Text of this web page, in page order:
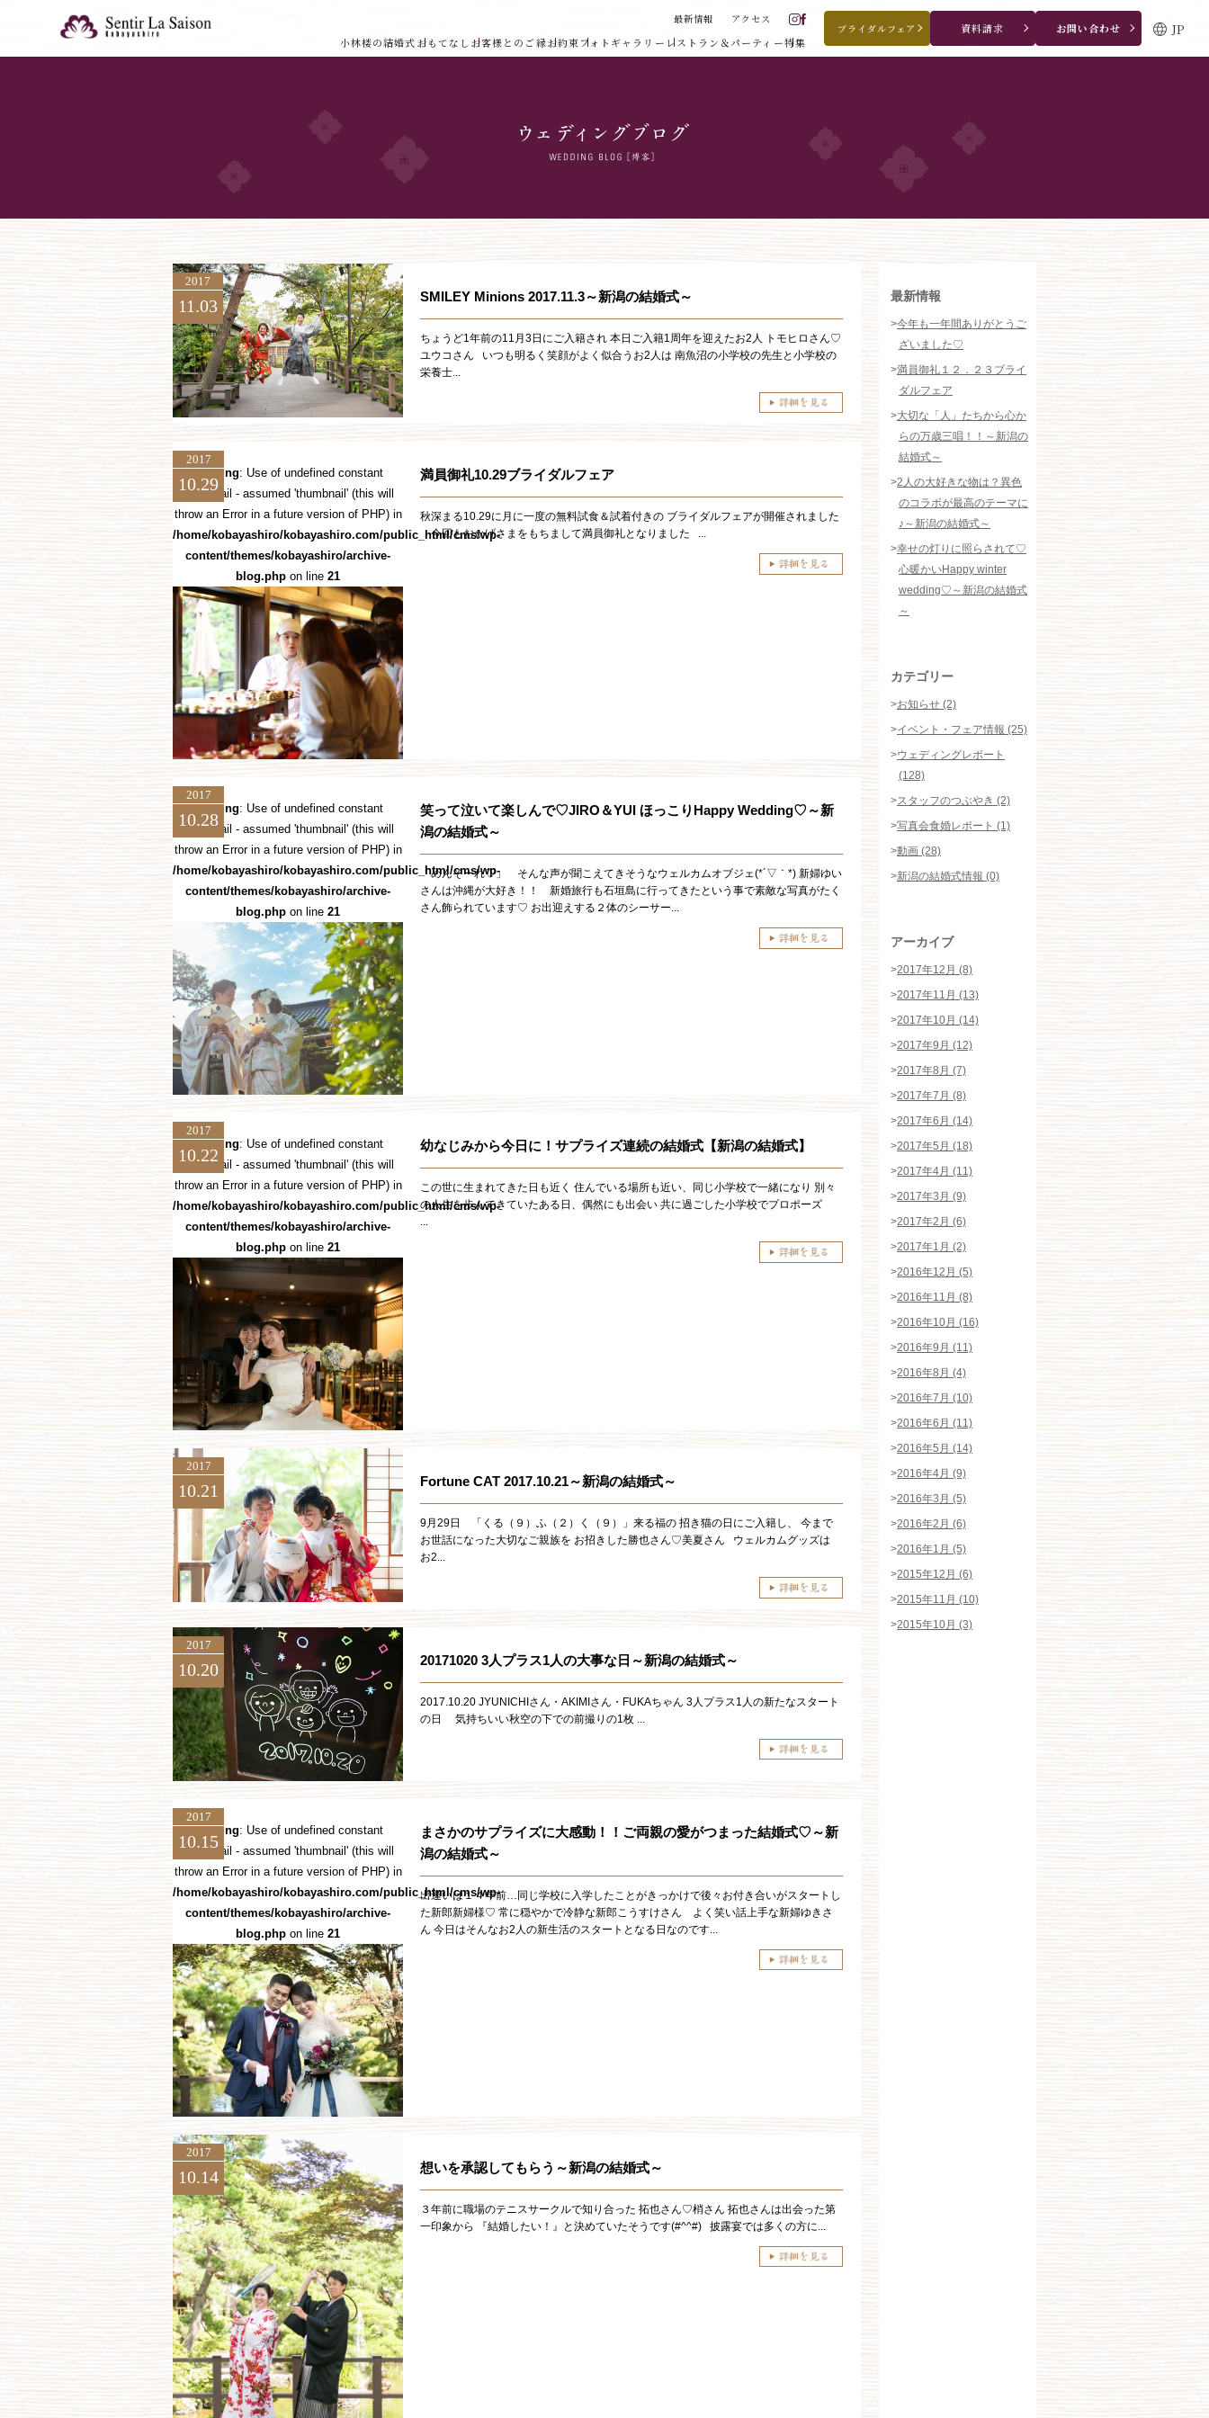
最新情報 アクセス
小林楼の結婚式おもてなしお客様とのご縁お約束フォトギャラリー レストラン＆パーティー特集
ブライダルフェア 資料請求 お問い合わせ
平日 12：00〜20：00
JP
2017
11.03 SMILEY Minions 2017.11.3～新潟の結婚式～
ちょうど1年前の11月3日にご入籍され 本日ご入籍1周年を迎えたお2人 トモヒロさん♡
ユウコさん いつも明るく笑顔がよく似合うお2人は 南魚沼の小学校の先生と小学校の
栄養士...
2017
10.29
Warning: Use of undefined constant
thumbnail - assumed 'thumbnail' (this will
throw an Error in a future version of PHP) in
/home/kobayashiro/kobayashiro.com/public_html/cms/wp-
content/themes/kobayashiro/archive-
blog.php on line 21
満員御礼10.29ブライダルフェア
秋深まる10.29に月に一度の無料試食＆試着付きの ブライダルフェアが開催されました
今回もおかげさまをもちまして満員御礼となりました ...
2017
10.28
Warning: Use of undefined constant
thumbnail - assumed 'thumbnail' (this will
throw an Error in a future version of PHP) in
/home/kobayashiro/kobayashiro.com/public_html/cms/wp-
content/themes/kobayashiro/archive-
blog.php on line 21
笑って泣いて楽しんで♡JIRO＆YUI ほっこりHappy Wedding♡～新
潟の結婚式～
「めんそーれ♡」 そんな声が聞こえてきそうなウェルカムオブジェ(*´▽｀*) 新婦ゆい
さんは沖縄が大好き！！ 新婚旅行も石垣島に行ってきたという事で素敵な写真がたく
さん飾られています♡ お出迎えする２体のシーサー...
2017
10.22
Warning: Use of undefined constant
thumbnail - assumed 'thumbnail' (this will
throw an Error in a future version of PHP) in
/home/kobayashiro/kobayashiro.com/public_html/cms/wp-
content/themes/kobayashiro/archive-
blog.php on line 21
幼なじみから今日に！サプライズ連続の結婚式【新潟の結婚式】
この世に生まれてきた日も近く 住んでいる場所も近い、同じ小学校で一緒になり 別々
の人生を歩んできていたある日、偶然にも出会い 共に過ごした小学校でプロポーズ
...
2017
10.21 Fortune CAT 2017.10.21～新潟の結婚式～
9月29日 「くる（９）ふ（２）く（９）」来る福の 招き猫の日にご入籍し、 今まで
お世話になった大切なご親族を お招きした勝也さん♡美夏さん ウェルカムグッズは
お2...
2017
10.20 20171020 3人プラス1人の大事な日～新潟の結婚式～
2017.10.20 JYUNICHIさん・AKIMIさん・FUKAちゃん 3人プラス1人の新たなスタート
の日 気持ちいい秋空の下での前撮りの1枚 ...
2017
10.15
Warning: Use of undefined constant
thumbnail - assumed 'thumbnail' (this will
throw an Error in a future version of PHP) in
/home/kobayashiro/kobayashiro.com/public_html/cms/wp-
content/themes/kobayashiro/archive-
blog.php on line 21
まさかのサプライズに大感動！！ご両親の愛がつまった結婚式♡～新
潟の結婚式～
出逢いは１４年前…同じ学校に入学したことがきっかけで後々お付き合いがスタートし
た新郎新婦様♡ 常に穏やかで冷静な新郎こうすけさん よく笑い話上手な新婦ゆきさ
ん 今日はそんなお2人の新生活のスタートとなる日なのです...
2017
10.14 想いを承認してもらう～新潟の結婚式～
３年前に職場のテニスサークルで知り合った 拓也さん♡梢さん 拓也さんは出会った第
一印象から 『結婚したい！』と決めていたそうです(#^^#) 披露宴では多くの方に...
最新情報
>今年も一年間ありがとうご
ざいました♡
>満員御礼１２．２３ブライ
ダルフェア
>大切な「人」たちから心か
らの万歳三唱！！～新潟の
結婚式～
>2人の大好きな物は？異色
のコラボが最高のテーマに
♪～新潟の結婚式～
>幸せの灯りに照らされて♡
心暖かいHappy winter
wedding♡～新潟の結婚式
～
カテゴリー
>お知らせ (2)
>イベント・フェア情報 (25)
>ウェディングレポート
(128)
>スタッフのつぶやき (2)
>写真会食婚レポート (1)
>動画 (28)
>新潟の結婚式情報 (0)
アーカイブ
>2017年12月 (8)
>2017年11月 (13)
>2017年10月 (14)
>2017年9月 (12)
>2017年8月 (7)
>2017年7月 (8)
>2017年6月 (14)
>2017年5月 (18)
>2017年4月 (11)
>2017年3月 (9)
>2017年2月 (6)
>2017年1月 (2)
>2016年12月 (5)
>2016年11月 (8)
>2016年10月 (16)
>2016年9月 (11)
>2016年8月 (4)
>2016年7月 (10)
>2016年6月 (11)
>2016年5月 (14)
>2016年4月 (9)
>2016年3月 (5)
>2016年2月 (6)
>2016年1月 (5)
>2015年12月 (6)
>2015年11月 (10)
>2015年10月 (3)